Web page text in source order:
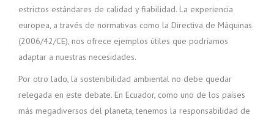
estrictos estándares de calidad y fiabilidad. La experiencia
europea, a través de normativas como la Directiva de Máquinas
(2006/42/CE), nos ofrece ejemplos útiles que podríamos
adaptar a nuestras necesidades.
Por otro lado, la sostenibilidad ambiental no debe quedar
relegada en este debate. En Ecuador, como uno de los países
más megadiversos del planeta, tenemos la responsabilidad de